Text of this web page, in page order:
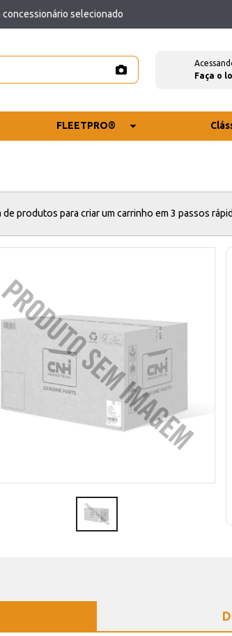
concessionário selecionado
Faça o
FLEETPRO®
de produtos para criar um carrinho em 3 passos